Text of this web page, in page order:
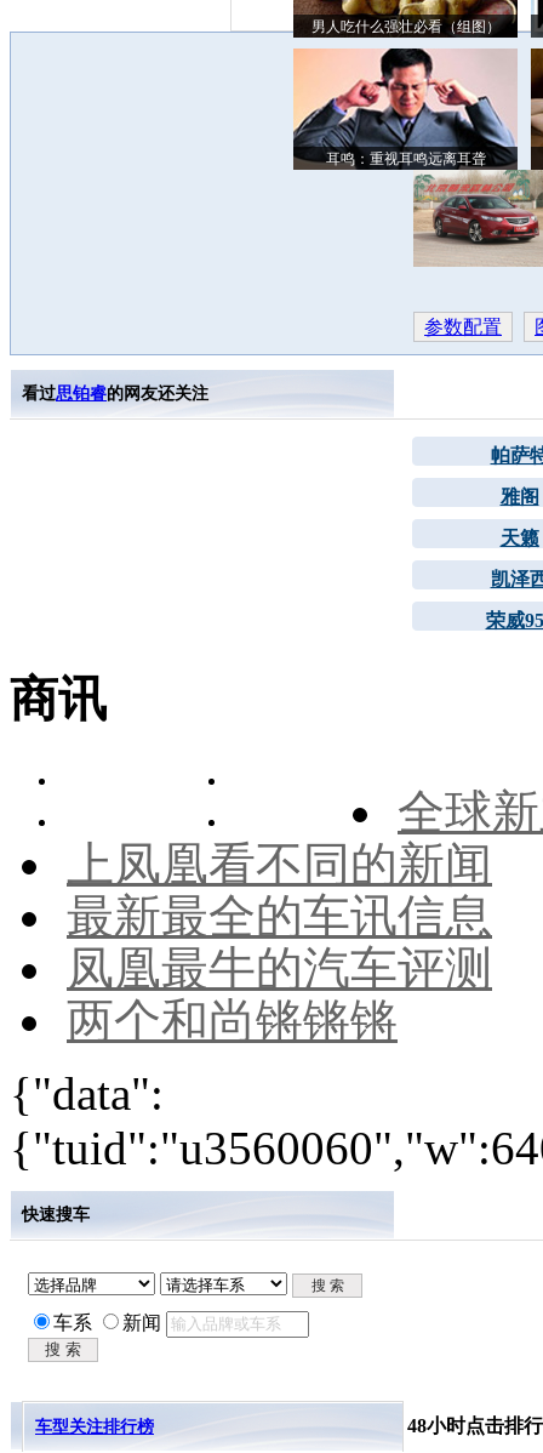
男人吃什么强壮必看（组图）
耳鸣：重视耳鸣远离耳聋
参数配置
看过思铂睿的网友还关注
帕萨
雅阁
天籁
凯泽
荣威
商讯
全球
上凤凰看不同的新闻
最新最全的车讯信息
凤凰最牛的汽车评测
两个和尚锵锵锵
{"data":
快速搜车
车系 新闻
车型关注排行榜 48小时点击排行